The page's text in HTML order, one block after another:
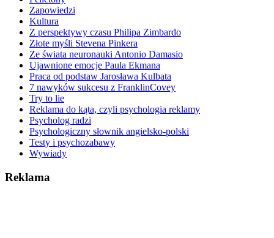
Zapowiedzi
Kultura
Z perspektywy czasu Philipa Zimbardo
Złote myśli Stevena Pinkera
Ze świata neuronauki Antonio Damasio
Ujawnione emocje Paula Ekmana
Praca od podstaw Jarosława Kulbata
7 nawyków sukcesu z FranklinCovey
Try to lie
Reklama do kąta, czyli psychologia reklamy
Psycholog radzi
Psychologiczny słownik angielsko-polski
Testy i psychozabawy
Wywiady
Reklama